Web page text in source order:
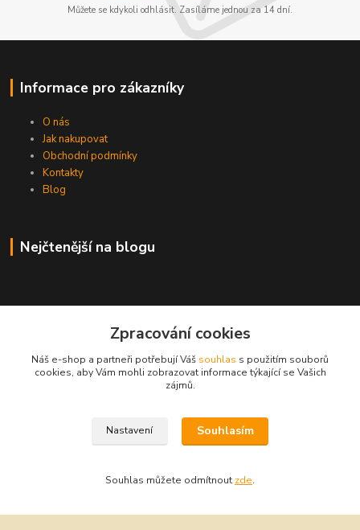
Můžete se kdykoli odhlásit. Zasíláme jednou za 14 dní.
Informace pro zákazníky
O nás
Jak nakupovat
Obchodní podmínky
Kontakty
Blog
Nejčtenější na blogu
+420 739 016 794
Zpracování cookies
Náš e-shop a partneři potřebují Váš souhlas s použitím souborů
cookies, aby Vám mohli zobrazovat informace týkající se Vašich
zájmů.
Nastavení Souhlasím
Souhlas můžete odmítnout zde.